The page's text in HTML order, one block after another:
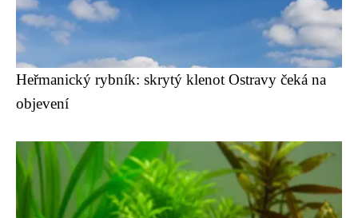
Heřmanický rybník: skrytý klenot Ostravy čeká na
objevení